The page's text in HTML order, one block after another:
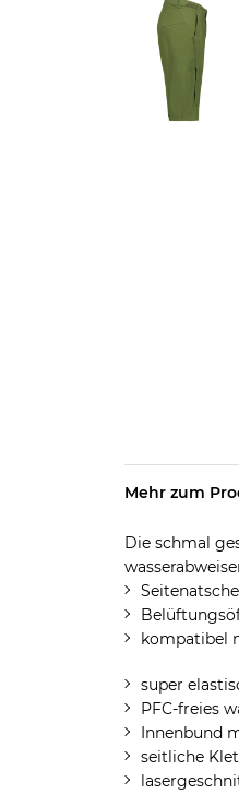
Mehr zum
Die schmal
kompatibel
super
PFC-freies
Innenbund
seitliche